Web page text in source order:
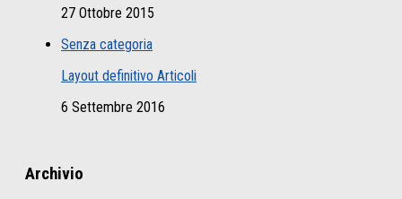
27 Ottobre 2015
Senza categoria
Layout definitivo Articoli
6 Settembre 2016
Archivio